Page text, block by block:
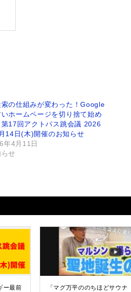
索の仕組みが変わった！Google
ホームページを切り捨て始め
第17回アクトパス跳会議 2026
14日(木)開催のお知らせ
年4月11日
せ
ー最前
「マグ万平ののちほどサウナ